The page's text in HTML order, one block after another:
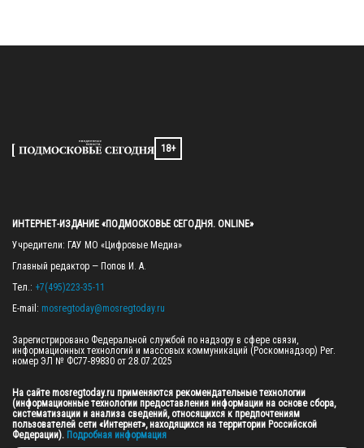
18+
ИНТЕРНЕТ-ИЗДАНИЕ «ПОДМОСКОВЬЕ СЕГОДНЯ. ONLINE»
Учредители: ГАУ МО «Цифровые Медиа»
Главный редактор — Попов И. А.
Тел.: +7(495)223-35-11
E-mail: mosregtoday@mosregtoday.ru
Зарегистрировано Федеральной службой по надзору в сфере связи,
информационных технологий и массовых коммуникаций (Роскомнадзор) Рег.
номер ЭЛ № ФС77-89830 от 28.07.2025
На сайте mosregtoday.ru применяются рекомендательные технологии
(информационные технологии предоставления информации на основе сбора,
систематизации и анализа сведений, относящихся к предпочтениям
пользователей сети «Интернет», находящихся на территории Российской
Федерации). Подробная информация